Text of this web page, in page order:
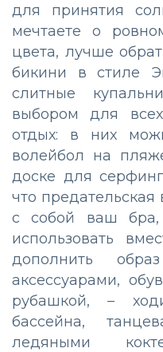
для принятия
мечтаете о
цвета, лучше
бикини в стиле
слитные
выбором для
отдых: в них
волейбол на
доске для
что предательская
с собой ваш
использовать
дополнить
аксессуарами,
рубашкой, –
бассейна,
ледяными